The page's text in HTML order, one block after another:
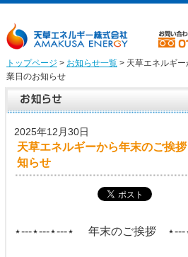
トップページ > お知らせ一覧> 天草エネルギー
業日のお知らせ
2025年12月30日
天草エネルギーから年末のご挨
知らせ
⋆‐‐‐⋆‐‐‐⋆‐‐‐⋆ 年末のご挨拶